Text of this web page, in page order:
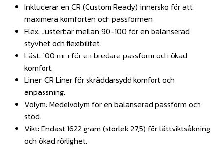
Inkluderar en CR (Custom Ready) innersko för att
maximera komforten och passformen.
Flex: Justerbar mellan 90-100 för en balanserad
styvhet och flexibilitet.
Läst: 100 mm för en bredare passform och ökad
komfort.
Liner: CR Liner för skräddarsydd komfort och
anpassning.
Volym: Medelvolym för en balanserad passform och
stöd.
Vikt: Endast 1622 gram (storlek 27,5) för lättviktsåkning
och ökad rörlighet.